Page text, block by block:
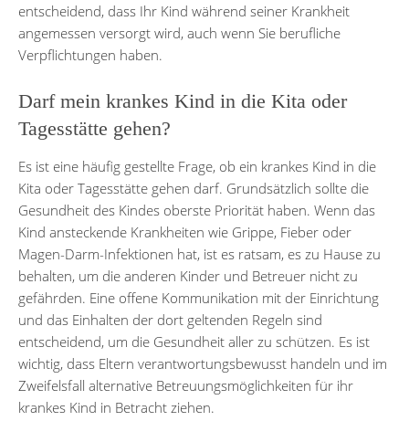
entscheidend, dass Ihr Kind während seiner Krankheit
angemessen versorgt wird, auch wenn Sie berufliche
Verpflichtungen haben.
Darf mein krankes Kind in die Kita oder
Tagesstätte gehen?
Es ist eine häufig gestellte Frage, ob ein krankes Kind in die
Kita oder Tagesstätte gehen darf. Grundsätzlich sollte die
Gesundheit des Kindes oberste Priorität haben. Wenn das
Kind ansteckende Krankheiten wie Grippe, Fieber oder
Magen-Darm-Infektionen hat, ist es ratsam, es zu Hause zu
behalten, um die anderen Kinder und Betreuer nicht zu
gefährden. Eine offene Kommunikation mit der Einrichtung
und das Einhalten der dort geltenden Regeln sind
entscheidend, um die Gesundheit aller zu schützen. Es ist
wichtig, dass Eltern verantwortungsbewusst handeln und im
Zweifelsfall alternative Betreuungsmöglichkeiten für ihr
krankes Kind in Betracht ziehen.